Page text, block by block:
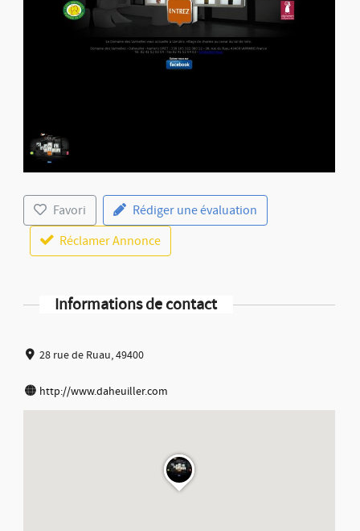
Favori
Rédiger une évaluation
Réclamer Annonce
Informations de contact
28 rue de Ruau, 49400
http://www.daheuiller.com